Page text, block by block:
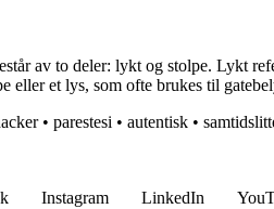
av to deler: lykt og stolpe. Lykt
eller et lys, som ofte brukes til
• parestesi • autentisk •
Instagram LinkedIn